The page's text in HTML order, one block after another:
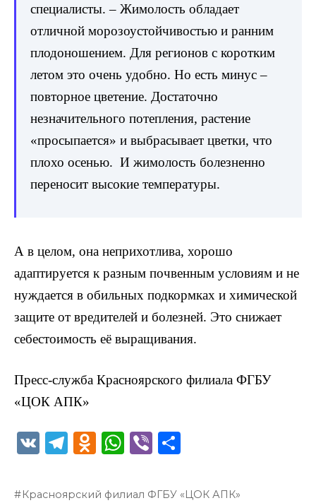
специалисты. – Жимолость обладает
отличной морозоустойчивостью и ранним
плодоношением. Для регионов с коротким
летом это очень удобно. Но есть минус –
повторное цветение. Достаточно
незначительного потепления, растение
«просыпается» и выбрасывает цветки, что
плохо осенью. И жимолость болезненно
переносит высокие температуры.
А в целом, она неприхотлива, хорошо
адаптируется к разным почвенным условиям и не
нуждается в обильных подкормках и химической
защите от вредителей и болезней. Это снижает
себестоимость её выращивания.
Пресс-служба Красноярского филиала ФГБУ
«ЦОК АПК»
V
T
e
O
n
W
a
Vi
er п
Красноярский филиал ФГБУ «ЦОК АПК»